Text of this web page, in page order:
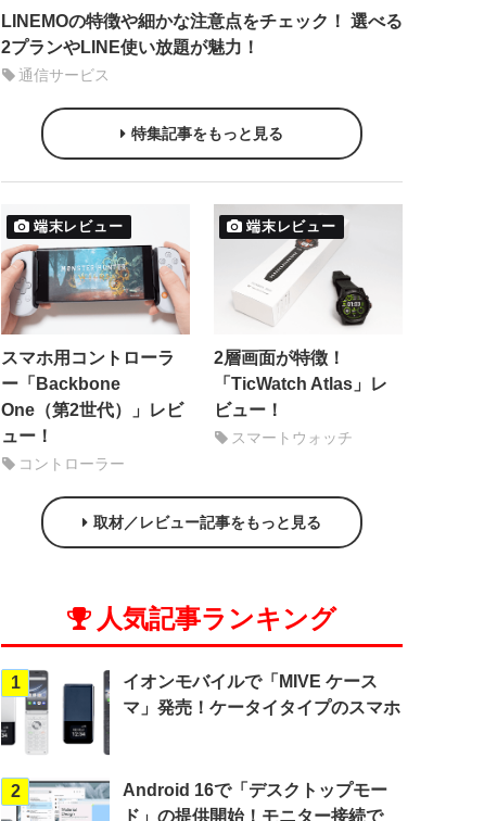
LINEMOの特徴や細かな注意点をチェック！ 選べる
2プランやLINE使い放題が魅力！
通信サービス
特集記事をもっと見る
端末レビュー
スマホ用コントローラ
ー「Backbone
One（第2世代）」レビ
ュー！
コントローラー
端末レビュー
2層画面が特徴！
「TicWatch Atlas」レ
ビュー！
スマートウォッチ
取材／レビュー記事をもっと見る
人気記事ランキング
1
イオンモバイルで「MIVE ケース
マ」発売！ケータイタイプのスマホ
2
Android 16で「デスクトップモー
ド」の提供開始！モニター接続で